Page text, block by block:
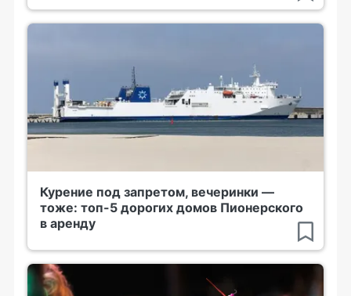
Курение под запретом, вечеринки —
тоже: топ-5 дорогих домов Пионерского
в аренду